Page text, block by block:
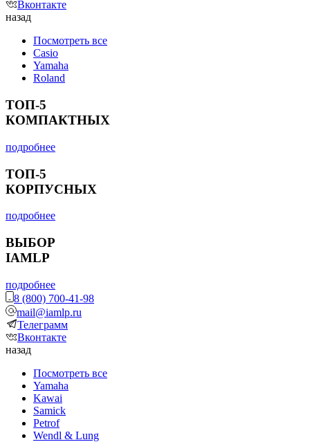
Вконтакте
назад
Посмотреть все
Casio
Yamaha
Roland
ТОП-5
КОМПАКТНЫХ
подробнее
ТОП-5
КОРПУСНЫХ
подробнее
ВЫБОР
IAMLP
подробнее
8 (800) 700-41-98
mail@iamlp.ru
Телеграмм
Вконтакте
назад
Посмотреть все
Yamaha
Kawai
Samick
Petrof
Wendl & Lung